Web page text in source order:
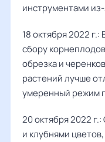
инструментами
18 октября 2022
сбору
обрезка и
растений лучше
умеренный режим
20 октября 2022
и клубнями